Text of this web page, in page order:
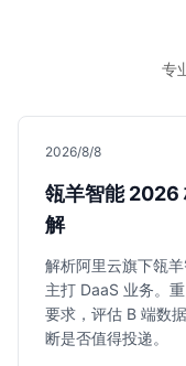
专
2026/8/8
瓴羊智能 2026
解
解析阿里云旗下瓴
主打 DaaS 业务。
要求，评估 B 端数
断是否值得投递。